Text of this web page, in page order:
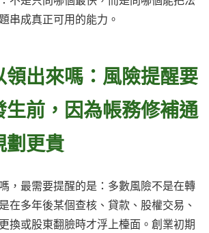
串成真正可用的能力。
領出來嗎：風險提醒要
生前，因為帳務修補通
劃更貴
，最需要提醒的是：多數風險不是在轉
在多年後某個查核、貸款、股權交易、
換或股東翻臉時才浮上檯面。創業初期